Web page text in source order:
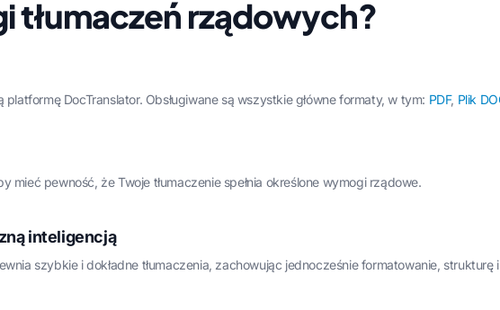
tłumaczeń rządowych?
DocTranslator. Obsługiwane są wszystkie główne formaty, w tym: PDF, Plik
mieć pewność, że Twoje tłumaczenie spełnia określone wymogi rządowe.
inteligencją
szybkie i dokładne tłumaczenia, zachowując jednocześnie formatowanie,